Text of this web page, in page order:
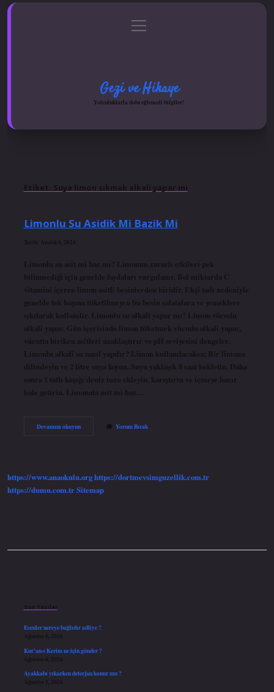
Gizlilik Politikası
menüyü
aç
Gezi ve Hikaye
Yolculuklarla dolu eğlenceli bilgiler!
Etiket: Suya limon sıkmak alkali yapar mı
Limonlu Su Asidik Mi Bazik Mi
Tarih: Aralık 6, 2024
Limonlu su asit mi baz mı? Limonun zararlı etkileri pek
bilinmediği için genelde faydaları vurgulanır. Bol miktarda C
vitamini içeren limon asitli besinlerden biridir. Ekşi tadı nedeniyle
genelde tek başına tüketilmeyen bu besin salatalara ve yemeklere
sıkılarak kullanılır. Limonlu su alkali yapar mı? Limon vücudu
alkali yapar. Gün içerisinde limon tüketmek vücudu alkali yapar,
vücutta biriken asitleri uzaklaştırır ve pH seviyesini dengeler.
Limonlu alkali su nasıl yapılır? Limon kullanılacaksa; Bir limonu
dilimleyin ve 2 litre suya koyun. Suyu yaklaşık 8 saat bekletin. Daha
sonra 1 tatlı kaşığı deniz tuzu ekleyin, karıştırın ve içmeye hazır
hale getirin. Limonata asit mi baz…
Devamını okuyunLimonlu
Yorum Bırak
https://www.anaokulu.orghttps://dortmevsimguzellik.com.tr
https://dumu.com.trSitemap
Son Yazılar
Esenler nereye bağlıdır adliye ?
Ağustos 6, 2026
Kur’an-ı Kerim ne için gönder ?
Ağustos 6, 2026
Ayakkabı yıkarken deterjan konur mu ?
Ağustos 5, 2026